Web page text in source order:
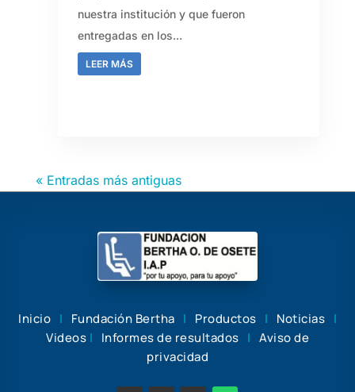
nuestra institución y que fueron
entregadas en los...
LEER MÁS
« Entradas más antiguas
Inicio | Fundación Bertha | Productos | Noticias |
Videos | Informes de resultados | Aviso de
privacidad